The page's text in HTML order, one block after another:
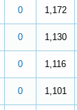
0 1,172
0 1,130
0 1,116
0 1,101